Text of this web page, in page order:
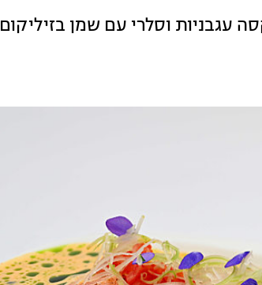
עגבניות וסלרי עם שמן בזיליקום